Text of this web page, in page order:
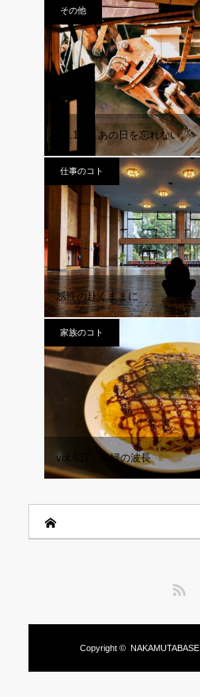
その他
vol.111 あの日を忘れない。
仕事のコト
感性の赴くままに
家族のコト
vol.637 夫婦の波長
Copyright © NAKAMUTABASE.